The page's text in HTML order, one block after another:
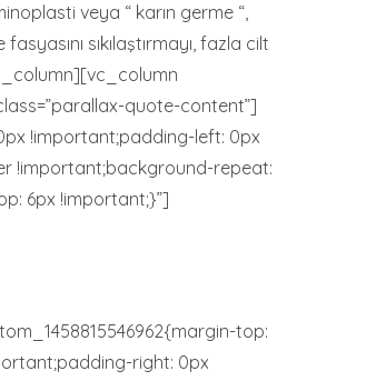
veya “ karın germe “,
sıkılaştırmayı, fazla cilt
quote-content”]
!important;padding-left: 0px
!important;background-repeat:
6px !important;}”]
top:
right: 0px